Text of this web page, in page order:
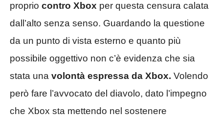
proprio contro Xbox per questa censura calata
dall’alto senza senso. Guardando la questione
da un punto di vista esterno e quanto più
possibile oggettivo non c’è evidenza che sia
stata una volontà espressa da Xbox. Volendo
però fare l’avvocato del diavolo, dato l’impegno
che Xbox sta mettendo nel sostenere